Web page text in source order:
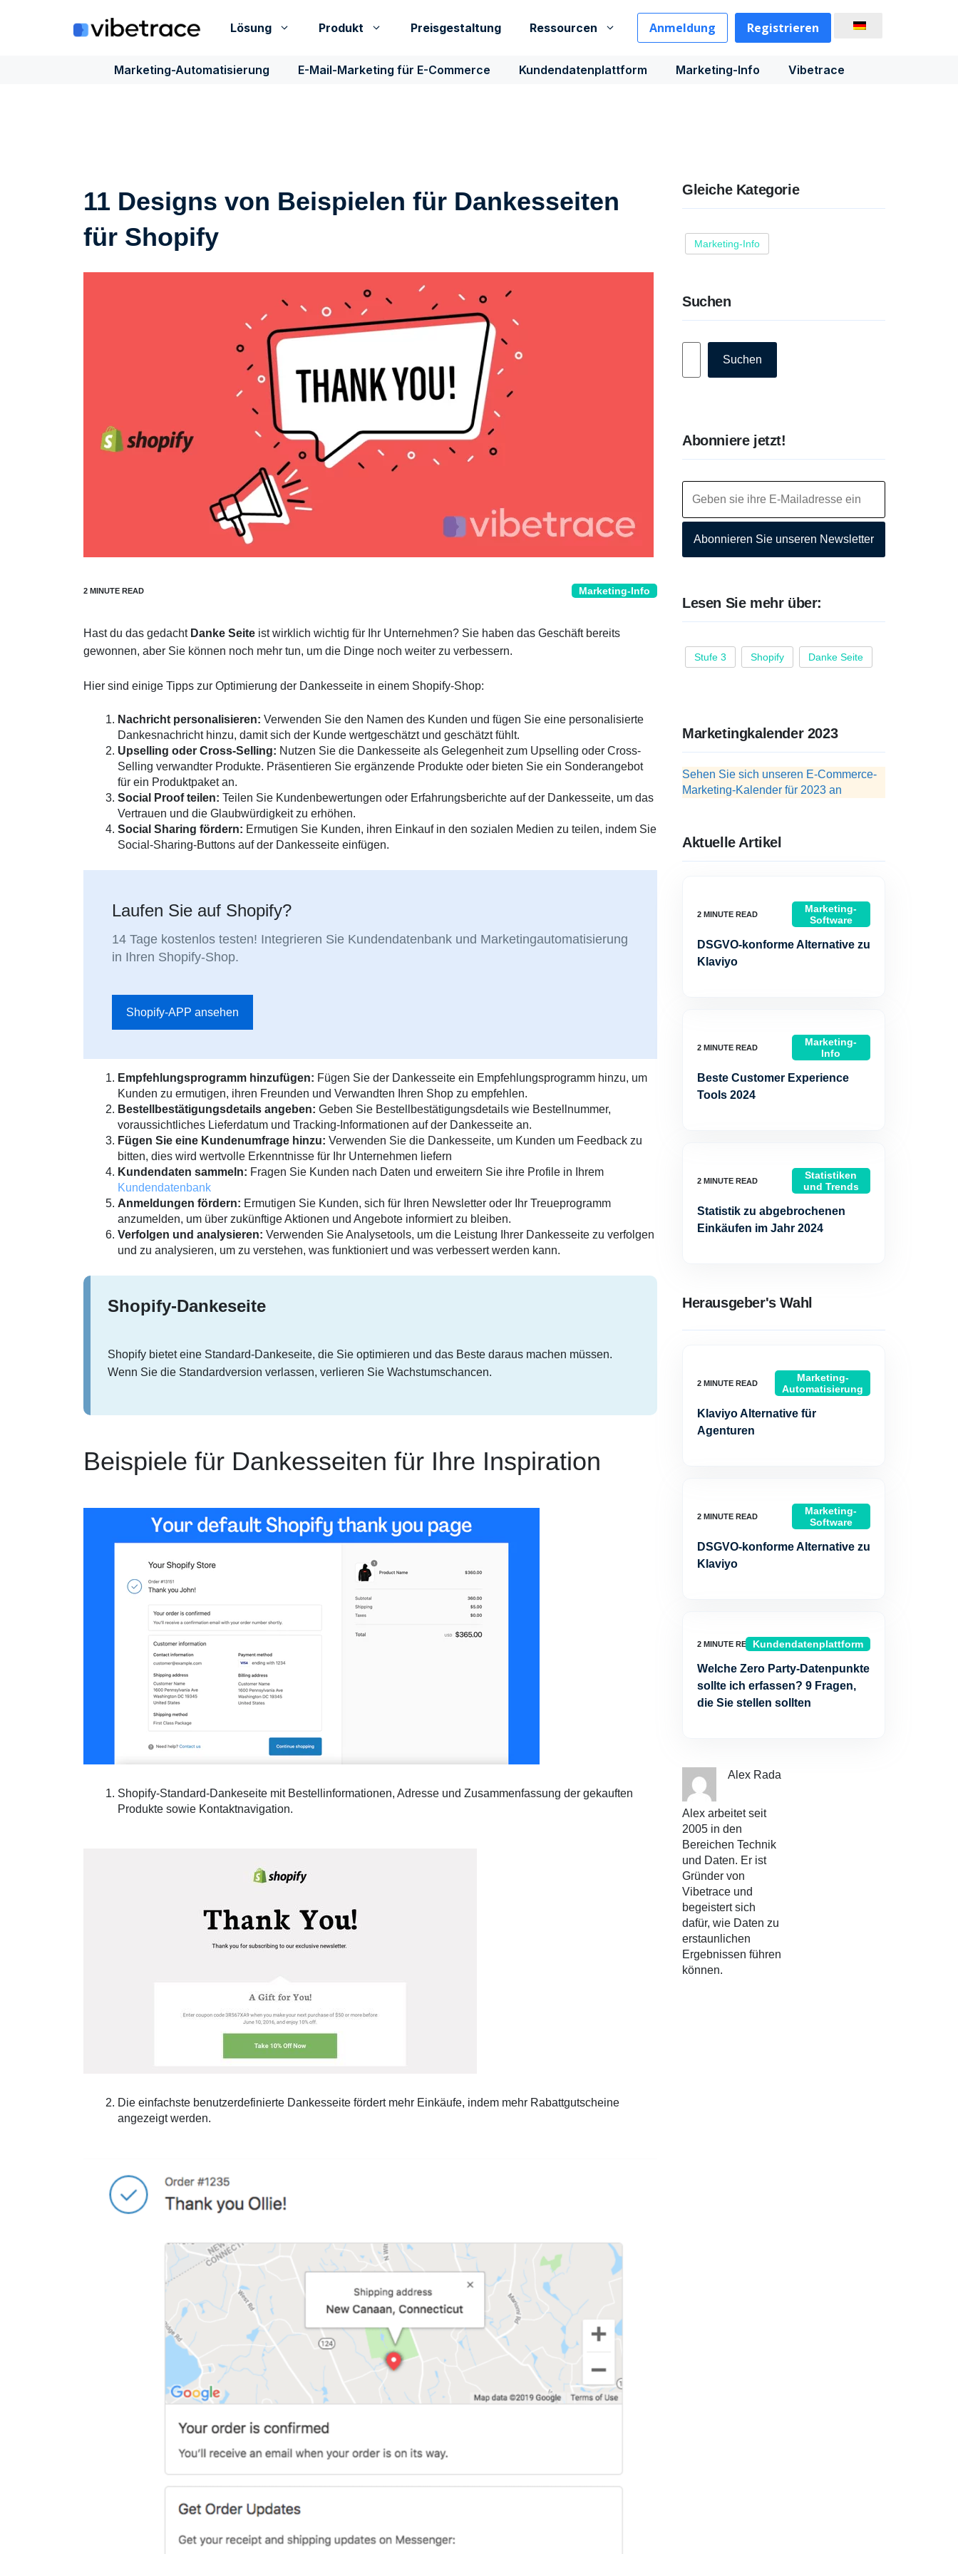
Lösung Produkt Preisgestaltung Ressourcen Anmeldung Registrieren
Marketing-Automatisierung E-Mail-Marketing für E-Commerce Kundendatenplattform Marketing-Info Vibetrace
11 Designs von Beispielen für Dankesseiten
für Shopify
Marketing-Info
Hast du das gedacht Danke Seite ist wirklich wichtig für Ihr Unternehmen? Sie haben das Geschäft bereits
gewonnen, aber Sie können noch mehr tun, um die Dinge noch weiter zu verbessern.
Hier sind einige Tipps zur Optimierung der Dankesseite in einem Shopify-Shop:
Nachricht personalisieren: Verwenden Sie den Namen des Kunden und fügen Sie eine personalisierte
Dankesnachricht hinzu, damit sich der Kunde wertgeschätzt und geschätzt fühlt.
Upselling oder Cross-Selling: Nutzen Sie die Dankesseite als Gelegenheit zum Upselling oder Cross-
Selling verwandter Produkte. Präsentieren Sie ergänzende Produkte oder bieten Sie ein Sonderangebot
für ein Produktpaket an.
Social Proof teilen: Teilen Sie Kundenbewertungen oder Erfahrungsberichte auf der Dankesseite, um das
Vertrauen und die Glaubwürdigkeit zu erhöhen.
Social Sharing fördern: Ermutigen Sie Kunden, ihren Einkauf in den sozialen Medien zu teilen, indem Sie
Social-Sharing-Buttons auf der Dankesseite einfügen.
Laufen Sie auf Shopify?
14 Tage kostenlos testen! Integrieren Sie Kundendatenbank und Marketingautomatisierung
in Ihren Shopify-Shop.
Shopify-APP ansehen
Empfehlungsprogramm hinzufügen: Fügen Sie der Dankesseite ein Empfehlungsprogramm hinzu, um
Kunden zu ermutigen, ihren Freunden und Verwandten Ihren Shop zu empfehlen.
Bestellbestätigungsdetails angeben: Geben Sie Bestellbestätigungsdetails wie Bestellnummer,
voraussichtliches Lieferdatum und Tracking-Informationen auf der Dankesseite an.
Fügen Sie eine Kundenumfrage hinzu: Verwenden Sie die Dankesseite, um Kunden um Feedback zu
bitten, dies wird wertvolle Erkenntnisse für Ihr Unternehmen liefern
Kundendaten sammeln: Fragen Sie Kunden nach Daten und erweitern Sie ihre Profile in Ihrem
Kundendatenbank
Anmeldungen fördern: Ermutigen Sie Kunden, sich für Ihren Newsletter oder Ihr Treueprogramm
anzumelden, um über zukünftige Aktionen und Angebote informiert zu bleiben.
Verfolgen und analysieren: Verwenden Sie Analysetools, um die Leistung Ihrer Dankesseite zu verfolgen
und zu analysieren, um zu verstehen, was funktioniert und was verbessert werden kann.
Shopify-Dankeseite
Shopify bietet eine Standard-Dankeseite, die Sie optimieren und das Beste daraus machen müssen.
Wenn Sie die Standardversion verlassen, verlieren Sie Wachstumschancen.
Beispiele für Dankesseiten für Ihre Inspiration
Shopify-Standard-Dankeseite mit Bestellinformationen, Adresse und Zusammenfassung der gekauften
Produkte sowie Kontaktnavigation.
Die einfachste benutzerdefinierte Dankesseite fördert mehr Einkäufe, indem mehr Rabattgutscheine
angezeigt werden.
Gleiche Kategorie
Marketing-Info
Suchen
Suchen
Abonniere jetzt!
Abonnieren Sie unseren Newsletter
Lesen Sie mehr über:
Stufe 3 Shopify Danke Seite
Marketingkalender 2023
Sehen Sie sich unseren E-Commerce-
Marketing-Kalender für 2023 an
Aktuelle Artikel
Marketing-
Software
DSGVO-konforme Alternative zu
Klaviyo
Marketing-
Info
Beste Customer Experience
Tools 2024
Statistiken
und Trends
Statistik zu abgebrochenen
Einkäufen im Jahr 2024
Herausgeber's Wahl
Marketing-
Automatisierung
Klaviyo Alternative für
Agenturen
Marketing-
Software
DSGVO-konforme Alternative zu
Klaviyo
Kundendatenplattform
Welche Zero Party-Datenpunkte
sollte ich erfassen? 9 Fragen,
die Sie stellen sollten
Alex Rada
Alex arbeitet seit
2005 in den
Bereichen Technik
und Daten. Er ist
Gründer von
Vibetrace und
begeistert sich
dafür, wie Daten zu
erstaunlichen
Ergebnissen führen
können.